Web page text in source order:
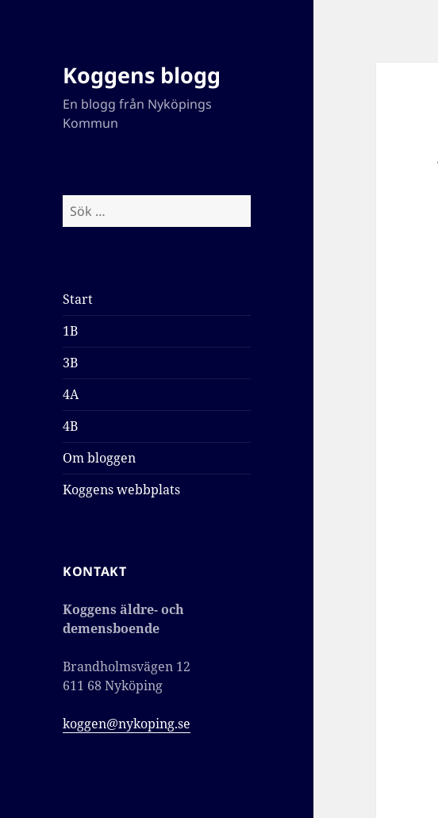
Koggens blogg
En blogg från Nyköpings
Kommun
Sök
efter:
Start
1B
3B
4A
4B
Om bloggen
Koggens webbplats
KONTAKT
Koggens äldre- och
demensboende
Brandholmsvägen 12
611 68 Nyköping
koggen@nykoping.se